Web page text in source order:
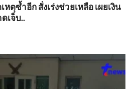
หตุซ้ำอีก สั่งเร่งช่วยเหลือ เผยเงิน
เจ็บ..